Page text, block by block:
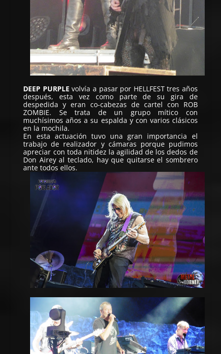
DEEP PURPLE volvía a pasar por HELLFEST tres años
después, esta vez como parte de su gira de
despedida y eran co-cabezas de cartel con ROB
ZOMBIE. Se trata de un grupo mítico con
muchísimos años a su espalda y con varios clásicos
en la mochila.
En esta actuación tuvo una gran importancia el
trabajo de realizador y cámaras porque pudimos
apreciar con toda nitidez la agilidad de los dedos de
Don Airey al teclado, hay que quitarse el sombrero
ante todos ellos.